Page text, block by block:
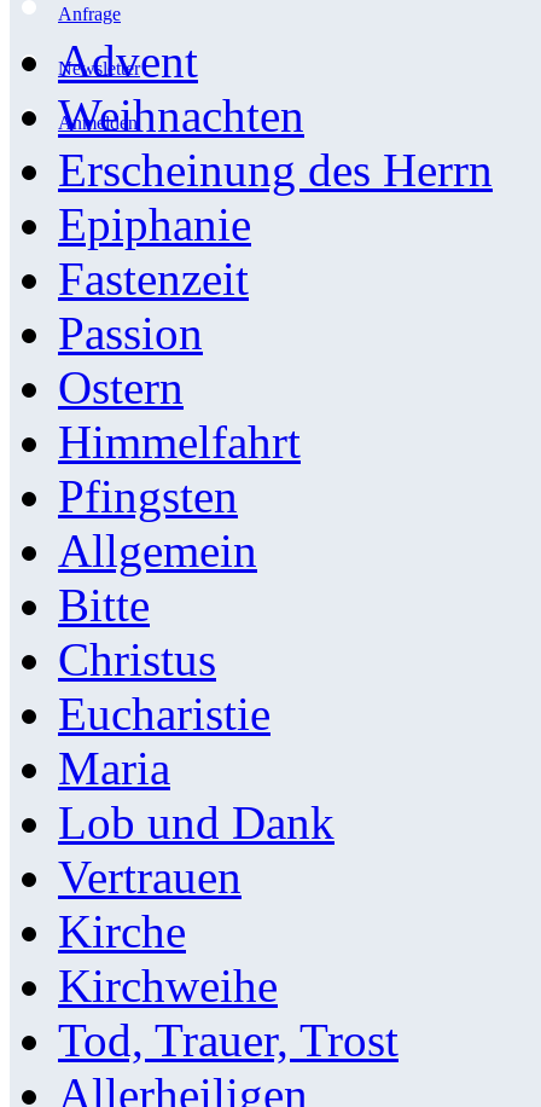
Anfrage
Newsletter
Anmelden
Advent
Weihnachten
Erscheinung des Herrn
Epiphanie
Fastenzeit
Passion
Ostern
Himmelfahrt
Pfingsten
Allgemein
Bitte
Christus
Eucharistie
Maria
Lob und Dank
Vertrauen
Kirche
Kirchweihe
Tod, Trauer, Trost
Allerheiligen